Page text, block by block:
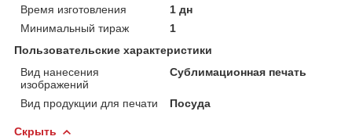
Время изготовления
1 дн
Минимальный тираж
1
Пользовательские характеристики
Вид нанесения
изображений
Сублимационная печать
Вид продукции для печати Посуда
Скрыть